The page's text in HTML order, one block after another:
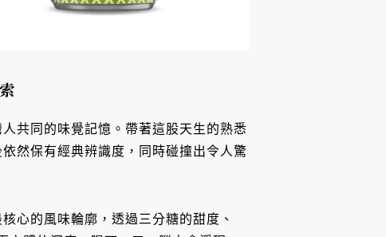
共同的味覺記憶。帶著這股天生的熟悉
然保有經典辨識度，同時碰撞出令人驚
心的風味輪廓，透過三分糖的甜度、